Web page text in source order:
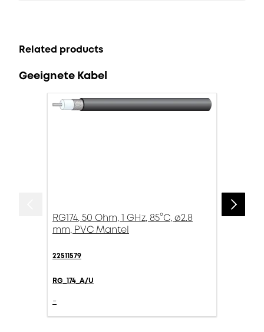
Related products
Geeignete Kabel
RG174, 50 Ohm, 1 GHz, 85°C, ø2.8
mm, PVC Mantel
22511579
RG_174_A/U
-